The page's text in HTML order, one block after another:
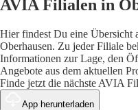
AVIA Filialen in
Hier findest Du eine Übersicht
Oberhausen. Zu jeder Filiale
Informationen zur Lage, den
Angebote aus dem aktuellen
Finde jetzt die nächste AVIA
App herunterladen